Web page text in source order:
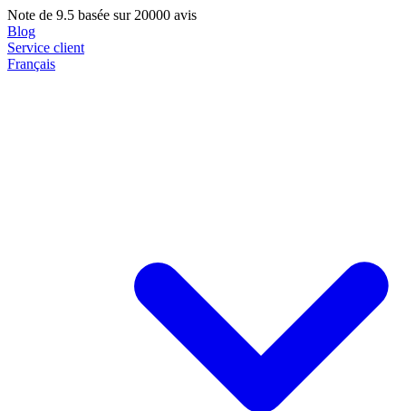
Note de 9.5 basée sur 20000 avis
Blog
Service client
Français